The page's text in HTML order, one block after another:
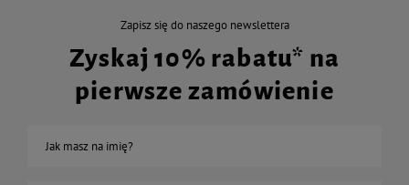
Zapisz się do naszego newslettera
Zyskaj 10% rabatu* na
pierwsze zamówienie
Jak masz na imię?